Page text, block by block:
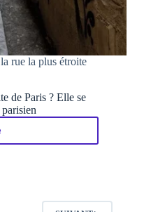
rue la plus étroite
de Paris ? Elle se